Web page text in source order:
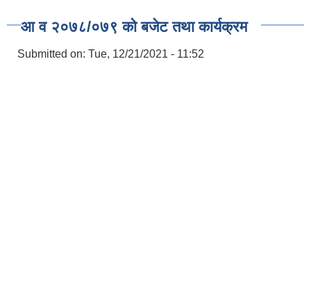
आ व २०७८/०७९ को बजेट तथा कार्यक्रम
Submitted on: Tue, 12/21/2021 - 11:52